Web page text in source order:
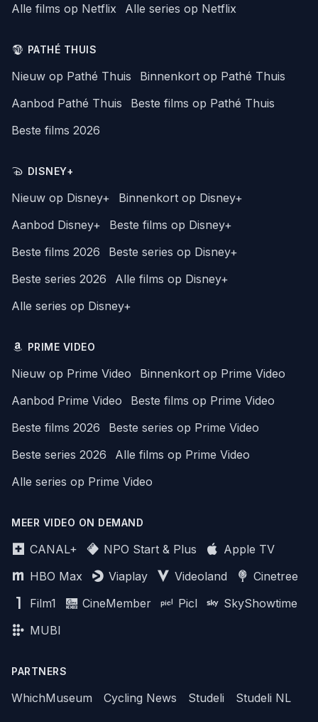
Alle films op Netflix
Alle series op Netflix
PATHÉ THUIS
Nieuw op Pathé Thuis
Binnenkort op Pathé Thuis
Aanbod Pathé Thuis
Beste films op Pathé Thuis
Beste films 2026
DISNEY+
Nieuw op Disney+
Binnenkort op Disney+
Aanbod Disney+
Beste films op Disney+
Beste films 2026
Beste series op Disney+
Beste series 2026
Alle films op Disney+
Alle series op Disney+
PRIME VIDEO
Nieuw op Prime Video
Binnenkort op Prime Video
Aanbod Prime Video
Beste films op Prime Video
Beste films 2026
Beste series op Prime Video
Beste series 2026
Alle films op Prime Video
Alle series op Prime Video
MEER VIDEO ON DEMAND
CANAL+ NPO Start & Plus
Apple TV
HBO Max
Viaplay Videoland
Cinetree
Film1
CineMember Picl
SkyShowtime
MUBI
PARTNERS
WhichMuseum Cycling News Studeli Studeli NL